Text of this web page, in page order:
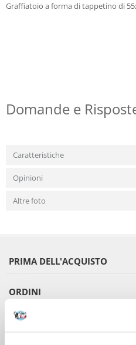
Graffiatoio a forma di tappetino di
Domande e
Caratteristiche
Opinioni
Altre foto
PRIMA DELL'ACQUISTO
ORDINI
DOPO L'ACQUISTO